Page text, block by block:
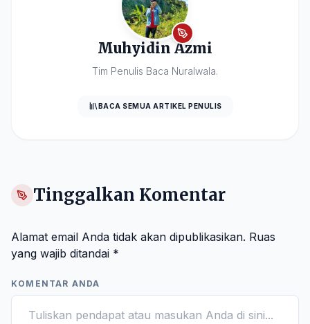
Muhyidin Azmi
Tim Penulis Baca Nuralwala.
BACA SEMUA ARTIKEL PENULIS
Tinggalkan Komentar
Alamat email Anda tidak akan dipublikasikan. Ruas
yang wajib ditandai *
KOMENTAR ANDA